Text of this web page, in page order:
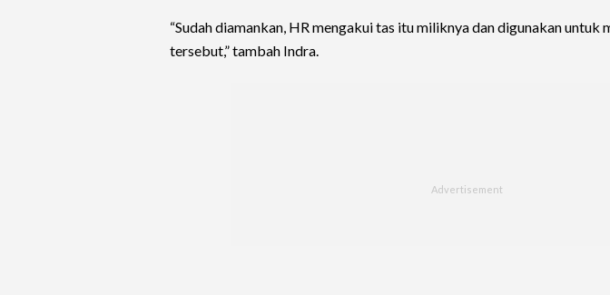
“Sudah diamankan, HR mengakui tas itu miliknya dan digunakan untuk
tersebut,” tambah Indra.